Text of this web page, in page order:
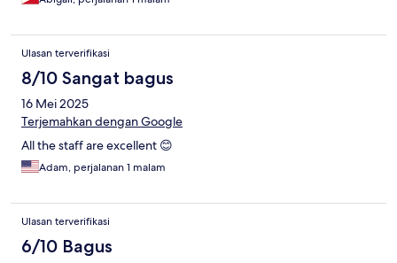
Ulasan terverifikasi
8/10 Sangat bagus
16 Mei 2025
Terjemahkan dengan Google
All the staff are excellent 😊
Adam, perjalanan 1 malam
Ulasan terverifikasi
6/10 Bagus